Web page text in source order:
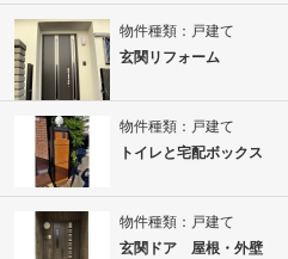
物件種類：戸建て
玄関リフォーム
物件種類：戸建て
トイレと宅配ボックス
物件種類：戸建て
玄関ドア 屋根・外壁